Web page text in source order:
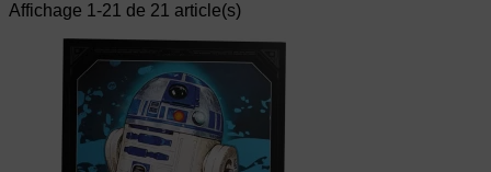
Affichage 1-21 de 21 article(s)